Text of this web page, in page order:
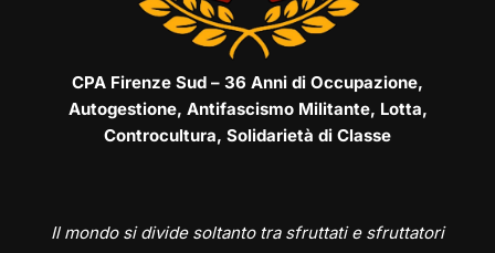
CPA Firenze Sud – 36 Anni di Occupazione,
Autogestione, Antifascismo Militante, Lotta,
Controcultura, Solidarietà di Classe
Il mondo si divide soltanto tra sfruttati e sfruttatori